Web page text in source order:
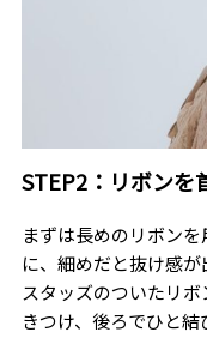
STEP2：リボンを
まずは長めのリボン
に、細めだと抜け感
スタッズのついたリ
きつけ、後ろでひと結